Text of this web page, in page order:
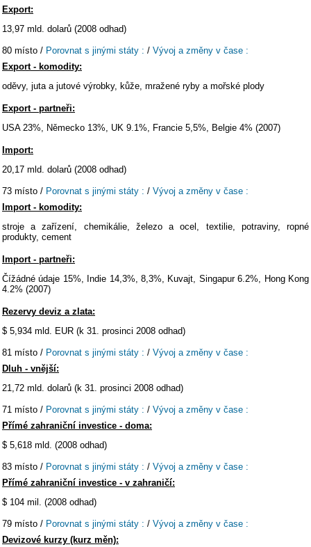
Export:
13,97 mld. dolarů (2008 odhad)
80 místo / Porovnat s jinými státy : / Vývoj a změny v čase :
Export - komodity:
oděvy, juta a jutové výrobky, kůže, mražené ryby a mořské plody
Export - partneři:
USA 23%, Německo 13%, UK 9.1%, Francie 5,5%, Belgie 4% (2007)
Import:
20,17 mld. dolarů (2008 odhad)
73 místo / Porovnat s jinými státy : / Vývoj a změny v čase :
Import - komodity:
stroje a zařízení, chemikálie, železo a ocel, textilie, potraviny, ropné
produkty, cement
Import - partneři:
Čížádné údaje 15%, Indie 14,3%, 8,3%, Kuvajt, Singapur 6.2%, Hong Kong
4.2% (2007)
Rezervy deviz a zlata:
$ 5,934 mld. EUR (k 31. prosinci 2008 odhad)
81 místo / Porovnat s jinými státy : / Vývoj a změny v čase :
Dluh - vnější:
21,72 mld. dolarů (k 31. prosinci 2008 odhad)
71 místo / Porovnat s jinými státy : / Vývoj a změny v čase :
Přímé zahraniční investice - doma:
$ 5,618 mld. (2008 odhad)
83 místo / Porovnat s jinými státy : / Vývoj a změny v čase :
Přímé zahraniční investice - v zahraničí:
$ 104 mil. (2008 odhad)
79 místo / Porovnat s jinými státy : / Vývoj a změny v čase :
Devizové kurzy (kurz měn):